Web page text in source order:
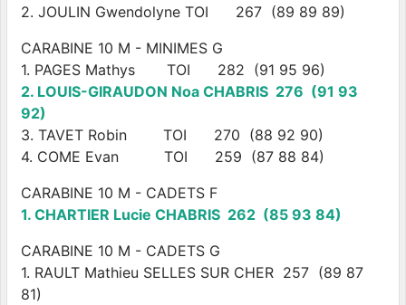
2. JOULIN Gwendolyne TOI 267 (89 89 89)
CARABINE 10 M - MINIMES G
1. PAGES Mathys TOI 282 (91 95 96)
2. LOUIS-GIRAUDON Noa CHABRIS 276 (91 93
92)
3. TAVET Robin TOI 270 (88 92 90)
4. COME Evan TOI 259 (87 88 84)
CARABINE 10 M - CADETS F
1. CHARTIER Lucie CHABRIS 262 (85 93 84)
CARABINE 10 M - CADETS G
1. RAULT Mathieu SELLES SUR CHER 257 (89 87
81)